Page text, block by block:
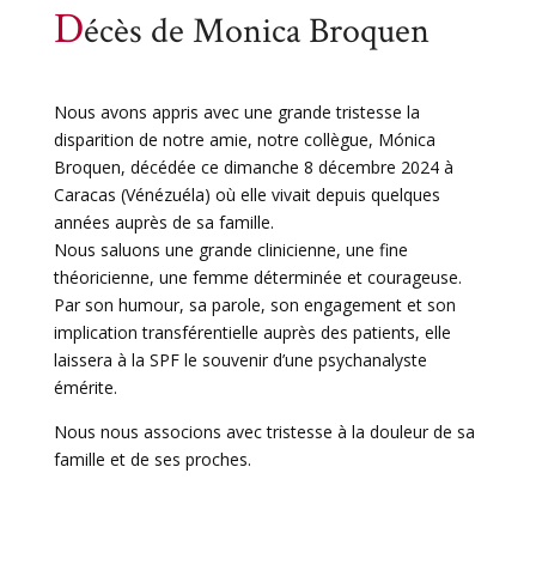
Décès de Monica Broquen
Nous avons appris avec une grande tristesse la
disparition de notre amie, notre collègue, Mónica
Broquen, décédée ce dimanche 8 décembre 2024 à
Caracas (Vénézuéla) où elle vivait depuis quelques
années auprès de sa famille.
Nous saluons une grande clinicienne, une fine
théoricienne, une femme déterminée et courageuse.
Par son humour, sa parole, son engagement et son
implication transférentielle auprès des patients, elle
laissera à la SPF le souvenir d’une psychanalyste
émérite.
Nous nous associons avec tristesse à la douleur de sa
famille et de ses proches.